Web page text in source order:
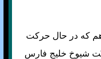
که در حال حرکت
شيوخ خليج فارس